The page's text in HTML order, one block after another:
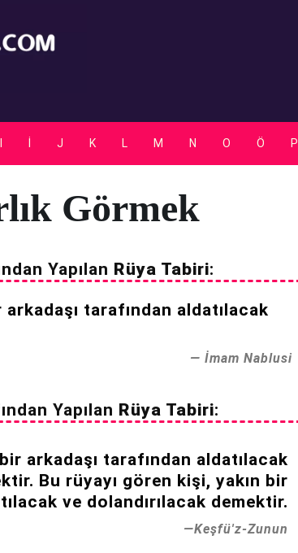
Rüya Tabirleri
J K L M N O Ö P
Görmek
Yapılan Rüya Tabiri:
tarafından aldatılacak
İmam Nablusi
Yapılan Rüya Tabiri:
arkadaşı tarafından aldatılacak
Bu rüyayı gören kişi, yakın bir
ve dolandırılacak demektir.
Keşfü'z-Zunun